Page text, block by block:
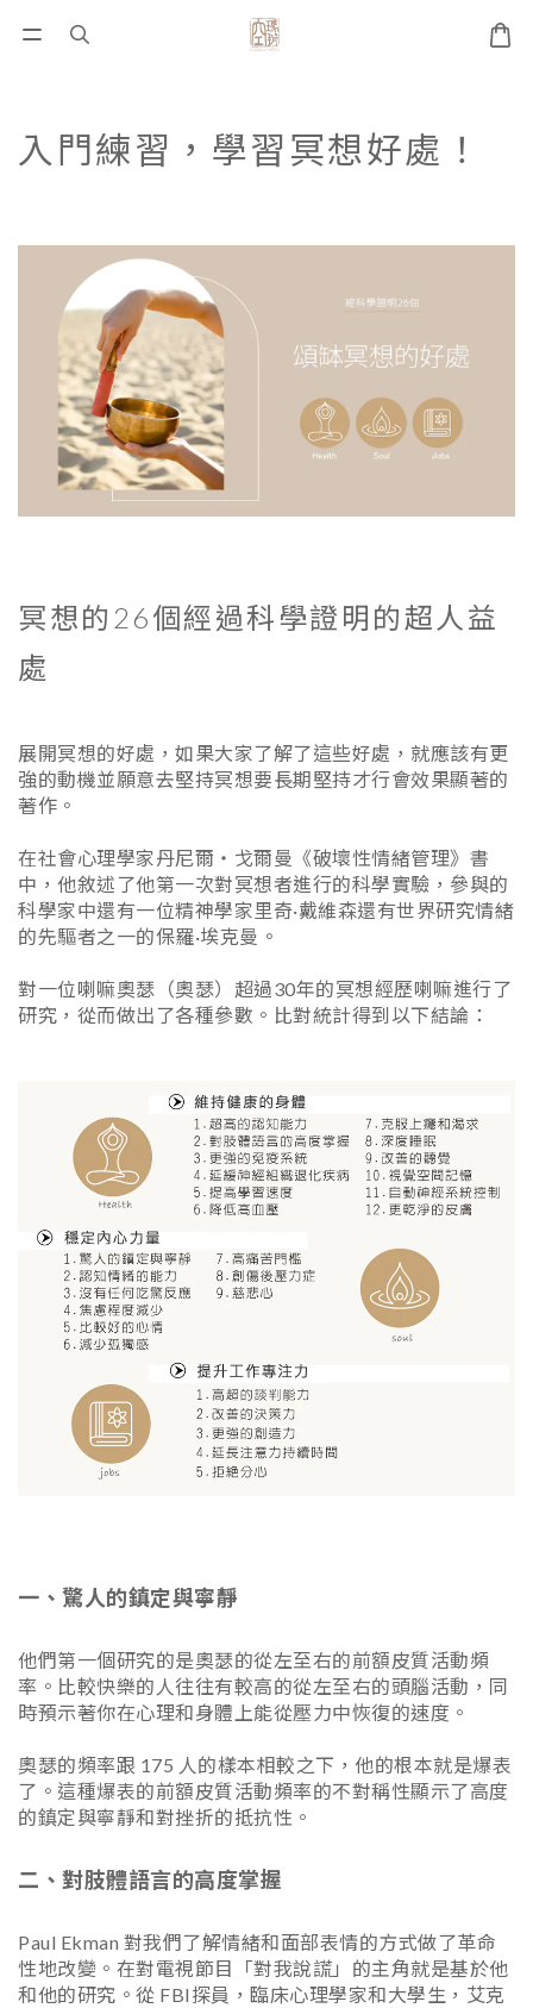
入門練習，學習冥想好處！
冥想的26個經過科學證明的超人益
處
展開冥想的好處，如果大家了解了這些好處，就應該有更
強的動機並願意去堅持冥想要長期堅持才行會效果顯著的
著作。
在社會心理學家丹尼爾‧戈爾曼《破壞性情緒管理》書
中，他敘述了他第一次對冥想者進行的科學實驗，參與的
科學家中還有一位精神學家里奇·戴維森還有世界研究情緒
的先驅者之一的保羅·埃克曼。
對一位喇嘛奧瑟（奧瑟）超過30年的冥想經歷喇嘛進行了
研究，從而做出了各種參數。比對統計得到以下結論：
一、驚人的鎮定與寧靜
他們第一個研究的是奧瑟的從左至右的前額皮質活動頻
率。比較快樂的人往往有較高的從左至右的頭腦活動，同
時預示著你在心理和身體上能從壓力中恢復的速度。
奧瑟的頻率跟 175 人的樣本相較之下，他的根本就是爆表
了。這種爆表的前額皮質活動頻率的不對稱性顯示了高度
的鎮定與寧靜和對挫折的抵抗性。
二、對肢體語言的高度掌握
Paul Ekman 對我們了解情緒和面部表情的方式做了革命
性地改變。在對電視節目「對我說謊」的主角就是基於他
和他的研究。從 FBI探員，臨床心理學家和大學生，艾克